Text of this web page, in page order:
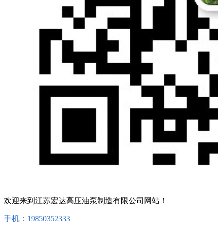
欢迎来到江苏宏达高压油泵制造有限公司网站！
手机：19850352333